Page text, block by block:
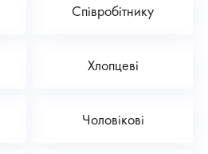
Співробітнику
Хлопцеві
Чоловікові